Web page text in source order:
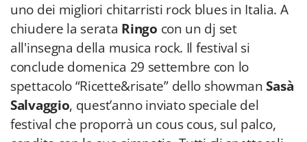
uno dei migliori chitarristi rock blues in Italia. A
chiudere la serata Ringo con un dj set
all'insegna della musica rock. Il festival si
conclude domenica 29 settembre con lo
spettacolo “Ricette&risate” dello showmanSasà
Salvaggio, quest’anno inviato speciale del
festival che proporrà un cous cous, sul palco,